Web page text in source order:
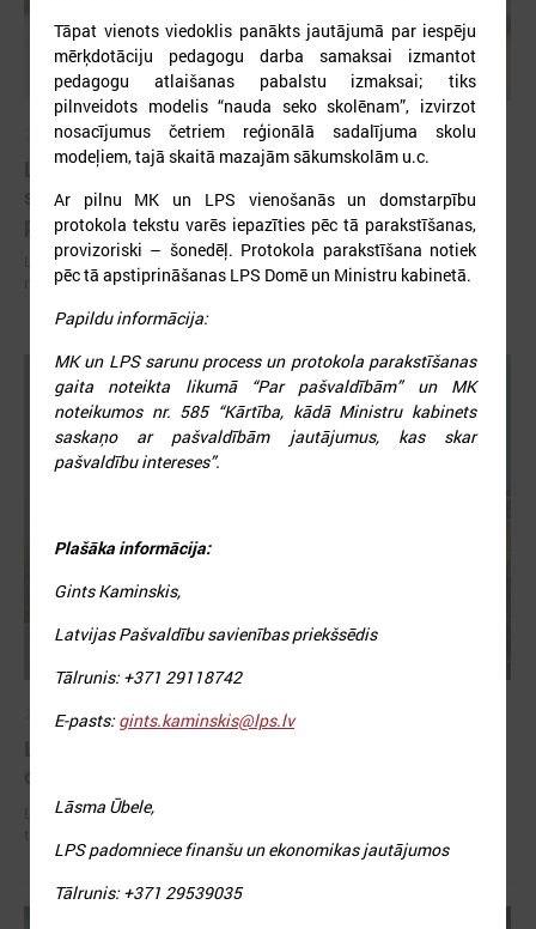
2026. gada 07. jūlijs
LPS un Labklājības ministrija pārrunā DigiSoc
sadarbības līguma nosacījumus un datu
pārvaldību
LPS un Labklājības ministrija pārrunā DigiSoc sadarbības līguma
nosacījumus un datu pārvaldību
2026. gada 02. jūlijs
LPS iesaka likumā noteikt pašvaldības organizētus sabiedriskā
Tāpat vienots viedoklis panākts jautājumā par iespēju
mērķdotāciju pedagogu darba samaksai izmantot
pedagogu atlaišanas pabalstu izmaksai; tiks
pilnveidots modelis “nauda seko skolēnam”, izvirzot
nosacījumus četriem reģionālā sadalījuma skolu
modeļiem, tajā skaitā mazajām sākumskolām u.c.
Ar pilnu MK un LPS vienošanās un domstarpību
protokola tekstu varēs iepazīties pēc tā parakstīšanas,
provizoriski – šonedēļ. Protokola parakstīšana notiek
pēc tā apstiprināšanas LPS Domē un Ministru kabinetā.
Papildu informācija:
MK un LPS sarunu process un protokola parakstīšanas
gaita noteikta likumā “Par pašvaldībām” un MK
noteikumos nr. 585 “Kārtība, kādā Ministru kabinets
saskaņo ar pašvaldībām jautājumus, kas skar
pašvaldību intereses”.
Plašāka informācija:
Gints Kaminskis,
Latvijas Pašvaldību savienības priekšsēdis
Tālrunis: +371 29118742
E-pasts: gints.kaminskis@lps.lv
Lāsma Ūbele,
LPS padomniece finanšu un ekonomikas jautājumos
Tālrunis: +371 29539035